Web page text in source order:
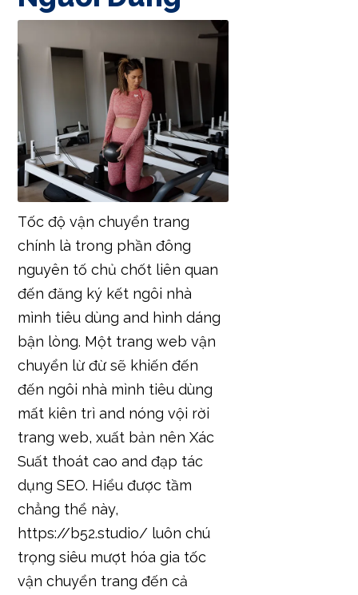
Tốc độ vận chuyển trang
chính là trong phần đông
nguyên tố chủ chốt liên quan
đến đăng ký kết ngôi nhà
mình tiêu dùng and hình dáng
bận lòng. Một trang web vận
chuyển lừ đừ sẽ khiến đến
đến ngôi nhà mình tiêu dùng
mất kiên trì and nóng vội rời
trang web, xuất bản nên Xác
Suất thoát cao and đạp tác
dụng SEO. Hiểu được tầm
chẳng thể này,
https://b52.studio/ luôn chú
trọng siêu mượt hóa gia tốc
vận chuyển trang đến cả